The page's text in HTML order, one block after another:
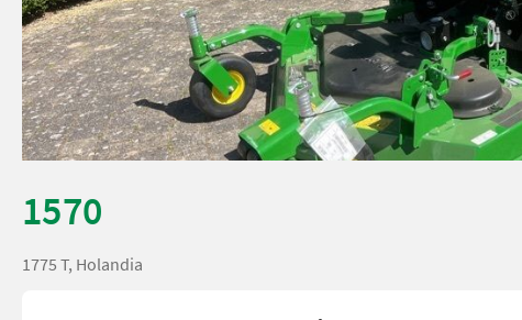
1570
1775 T, Holandia